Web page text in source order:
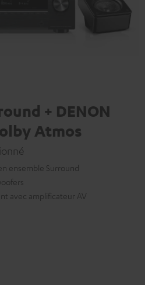
+ DENON
Atmos
ensemble Surround
avec amplificateur AV